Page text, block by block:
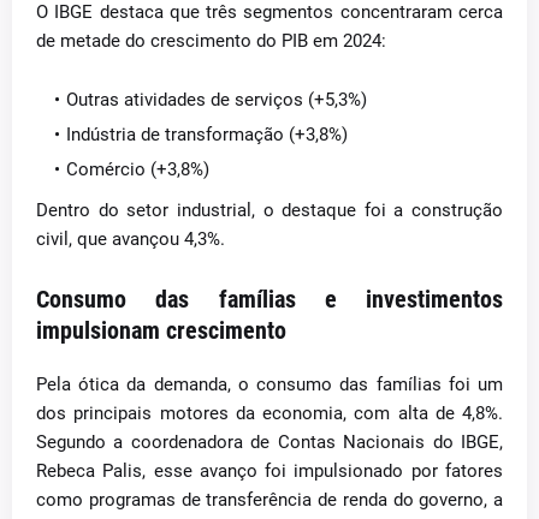
O IBGE destaca que três segmentos concentraram cerca
de metade do crescimento do PIB em 2024:
Outras atividades de serviços (+5,3%)
Indústria de transformação (+3,8%)
Comércio (+3,8%)
Dentro do setor industrial, o destaque foi a construção
civil, que avançou 4,3%.
Consumo das famílias e investimentos
impulsionam crescimento
Pela ótica da demanda, o consumo das famílias foi um
dos principais motores da economia, com alta de 4,8%.
Segundo a coordenadora de Contas Nacionais do IBGE,
Rebeca Palis, esse avanço foi impulsionado por fatores
como programas de transferência de renda do governo, a